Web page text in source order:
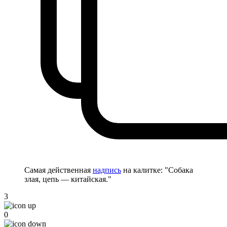
Самая действенная надпись на калитке: "Собака
злая, цепь — китайская."
3
0